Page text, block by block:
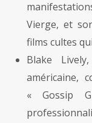
Vierge, et
films cultes
Blake
américaine,
« Gossip